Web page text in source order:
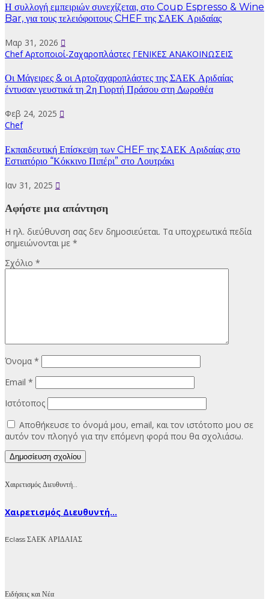
Η συλλογή εμπειριών συνεχίζεται, στο Coup Espresso & Wine
Bar, για τους τελειόφοιτους CHEF της ΣΑΕΚ Αριδαίας
Μαρ 31, 2026
ChefΑρτοποιοί-Ζαχαροπλάστες ΓΕΝΙΚΕΣ ΑΝΑΚΟΙΝΩΣΕΙΣ
Οι Μάγειρες & οι Αρτοζαχαροπλάστες της ΣΑΕΚ Αριδαίας
έντυσαν γευστικά τη 2η Γιορτή Πράσου στη Δωροθέα
Φεβ 24, 2025
Chef
Εκπαιδευτική Επίσκεψη των CHEF της ΣΑΕΚ Αριδαίας στο
Εστιατόριο “Κόκκινο Πιπέρι” στο Λουτράκι
Ιαν 31, 2025
Αφήστε μια απάντηση
Η ηλ. διεύθυνση σας δεν δημοσιεύεται. Τα υποχρεωτικά πεδία
σημειώνονται με *
Σχόλιο *
Όνομα *
Email *
Ιστότοπος
Αποθήκευσε το όνομά μου, email, και τον ιστότοπο μου σε
αυτόν τον πλοηγό για την επόμενη φορά που θα σχολιάσω.
Χαιρετισμός Διευθυντή…
Χαιρετισμός Διευθυντή...
Eclass ΣΑΕΚ ΑΡΙΔΑΙΑΣ
Ειδήσεις και Νέα